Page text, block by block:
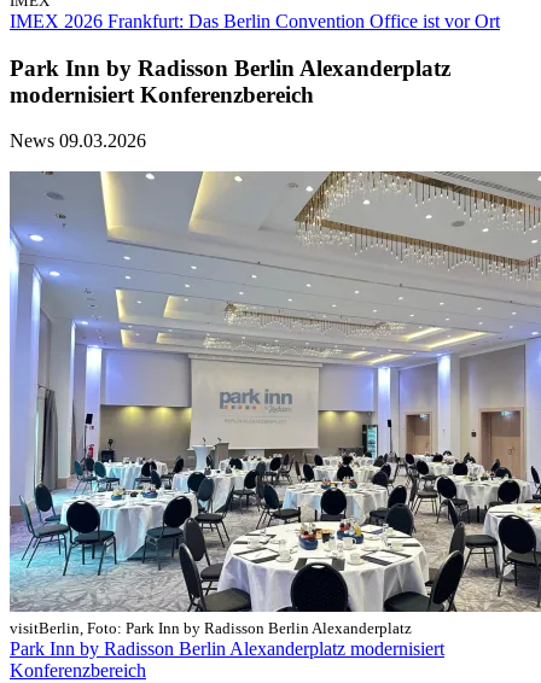
IMEX 2026 Frankfurt: Das Berlin Convention Office ist vor Ort
Park Inn by Radisson Berlin Alexanderplatz
modernisiert Konferenzbereich
News 09.03.2026
visitBerlin, Foto: Park Inn by Radisson Berlin Alexanderplatz
Park Inn by Radisson Berlin Alexanderplatz modernisiert
Konferenzbereich